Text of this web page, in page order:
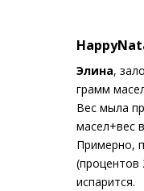
Элина,
грамм
Вес мыла
масел+вес
Примерно,
(процентов
испарится.